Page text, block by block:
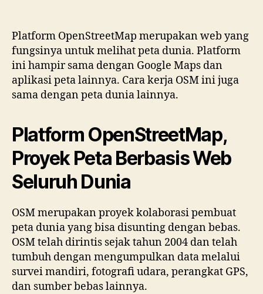
Proyek
Peta
Seluruh
Dunia
Berbasis
Web
Platform OpenStreetMap merupakan web yang
fungsinya untuk melihat peta dunia. Platform
ini hampir sama dengan Google Maps dan
aplikasi peta lainnya. Cara kerja OSM ini juga
sama dengan peta dunia lainnya.
Platform OpenStreetMap,
Proyek Peta Berbasis Web
Seluruh Dunia
OSM merupakan proyek kolaborasi pembuat
peta dunia yang bisa disunting dengan bebas.
OSM telah dirintis sejak tahun 2004 dan telah
tumbuh dengan mengumpulkan data melalui
survei mandiri, fotografi udara, perangkat GPS,
dan sumber bebas lainnya.